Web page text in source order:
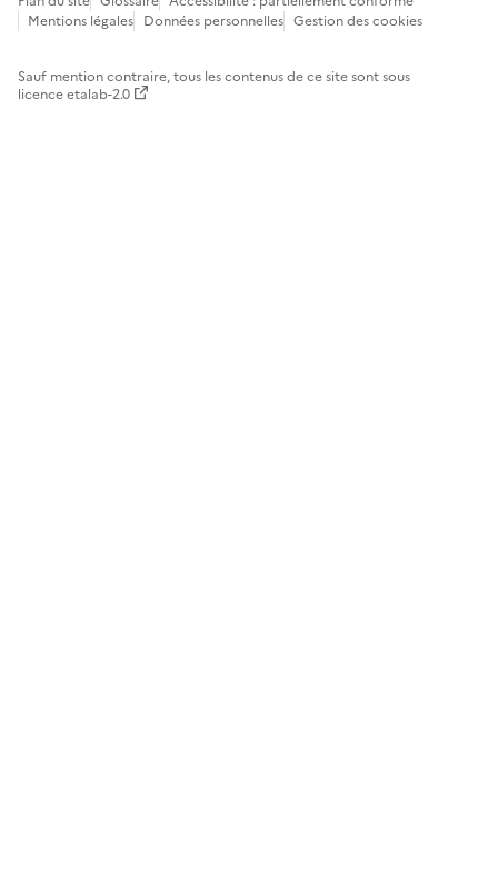
Mentions légales Données personnelles Gestion des cookies
Sauf mention contraire, tous les contenus de ce site sont sous
licence etalab-2.0